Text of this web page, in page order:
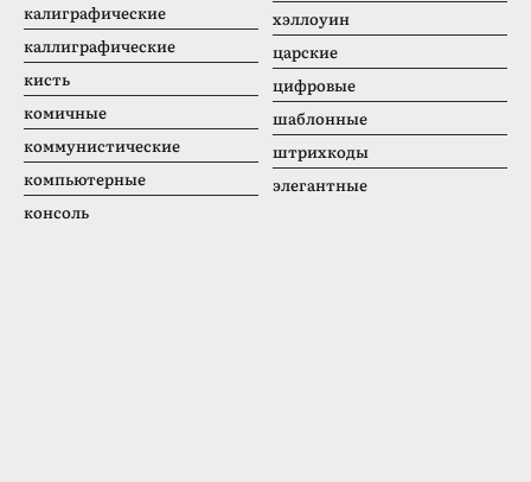
калиграфические
каллиграфические
кисть
комичные
коммунистические
компьютерные
консоль
хэллоуин
царские
цифровые
шаблонные
штрихкоды
элегантные